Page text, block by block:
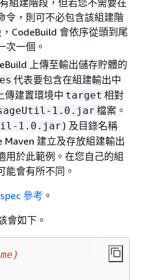
令，則可不必包含該組建階
CodeBuild 會依序從頭到尾
次一個。
上傳至輸出儲存貯體的
代表要包含在組建輸出中
傳建置環境中 target 相對
1.0.jar 檔案。
1.0.jar ) 及目錄名稱
Maven 建立及存放組建輸出
用於此範例。在您自己的組
能會有所不同。
參考 。
會如下。